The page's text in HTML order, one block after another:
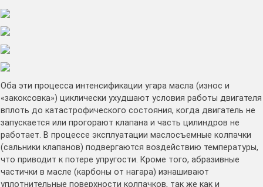
Оба эти процесса интенсификации угара масла (износ и
«закоксовка») циклически ухудшают условия работы двигателя
вплоть до катастрофического состояния, когда двигатель не
запускается или прогорают клапана и часть цилиндров не
работает. В процессе эксплуатации маслосъемные колпачки
(сальники клапанов) подвергаются воздействию температуры,
что приводит к потере упругости. Кроме того, абразивные
частички в масле (карбоны от нагара) изнашивают
уплотнительные поверхности колпачков, так же как и